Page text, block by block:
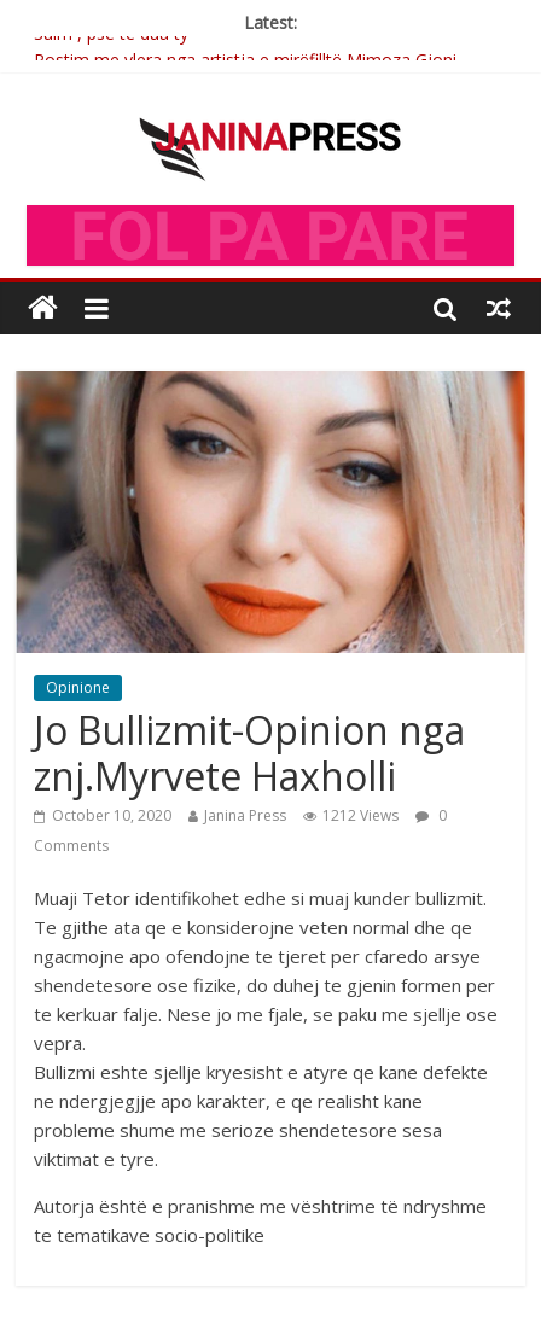
Latest:
Postim me vlera nga artistja e mirëfilltë Mimoza Gjoni
Brahim Çekaj njē veprimtar i respektuar i çeshtjës kombëtare
Opinione
Jo Bullizmit-Opinion nga
znj.Myrvete Haxholli
October 10, 2020 Janina Press 1212 Views
0
Comments
Muaji Tetor identifikohet edhe si muaj kunder bullizmit.
Te gjithe ata qe e konsiderojne veten normal dhe qe
ngacmojne apo ofendojne te tjeret per cfaredo arsye
shendetesore ose fizike, do duhej te gjenin formen per
te kerkuar falje. Nese jo me fjale, se paku me sjellje ose
vepra.
Bullizmi eshte sjellje kryesisht e atyre qe kane defekte
ne ndergjegjje apo karakter, e qe realisht kane
probleme shume me serioze shendetesore sesa
viktimat e tyre.
Autorja është e pranishme me vështrime të ndryshme
te tematikave socio-politike